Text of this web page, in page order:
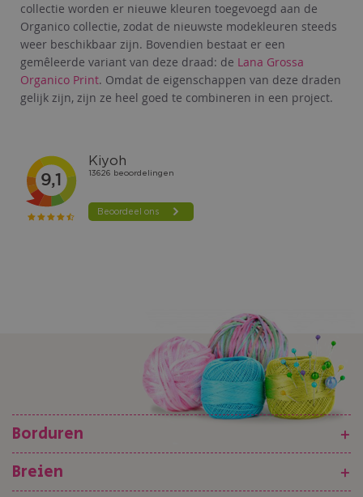
collectie worden er nieuwe kleuren toegevoegd aan de
Organico collectie, zodat de nieuwste modekleuren steeds
weer beschikbaar zijn. Bovendien bestaat er een
gemêleerde variant van deze draad: de Lana Grossa
Organico Print. Omdat de eigenschappen van deze draden
gelijk zijn, zijn ze heel goed te combineren in een project.
Borduren
+
Breien
+